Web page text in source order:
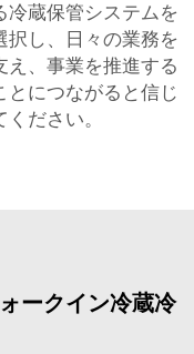
冷蔵保管システムを
択し、日々の業務を
え、事業を推進する
とにつながると信じ
ください。
ークイン冷蔵冷